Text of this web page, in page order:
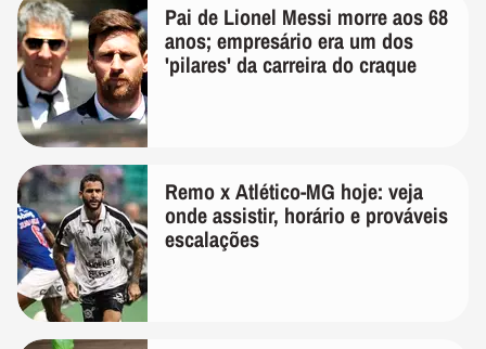
Pai de Lionel Messi morre aos 68
anos; empresário era um dos
'pilares' da carreira do craque
Remo x Atlético-MG hoje: veja
onde assistir, horário e prováveis
escalações